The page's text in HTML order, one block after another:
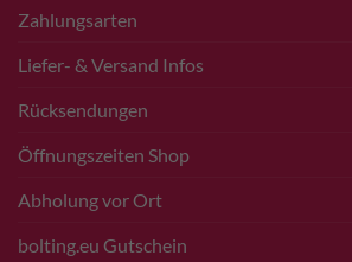
Zahlungsarten
Liefer- & Versand Infos
Rücksendungen
Öffnungszeiten Shop
Abholung vor Ort
bolting.eu Gutschein